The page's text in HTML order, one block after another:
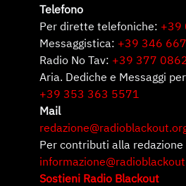
Telefono
Per dirette telefoniche: +39
Messaggistica: +39 346
Radio No Tav: +39 377
Aria. Dediche e Messaggi
+39 353 363 5571
Mail
Per contributi alla
Sostieni Radio Blackout